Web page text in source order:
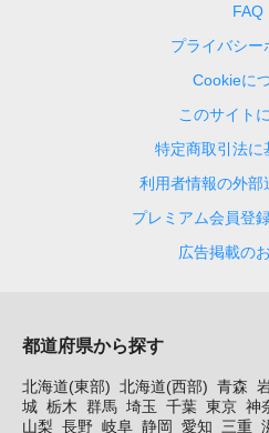
FAQ
プライバシー
Cookieに
このサイト
特定商取引法に
利用者情報の外部
プレミアム会員登
広告掲載の
都道府県から探す
北海道(東部) 北海道(西部) 青森
城 栃木 群馬 埼玉 千葉 東京 神
山梨 長野 岐阜 静岡 愛知 三重